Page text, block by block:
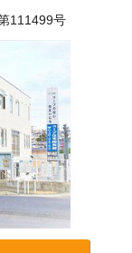
111499号